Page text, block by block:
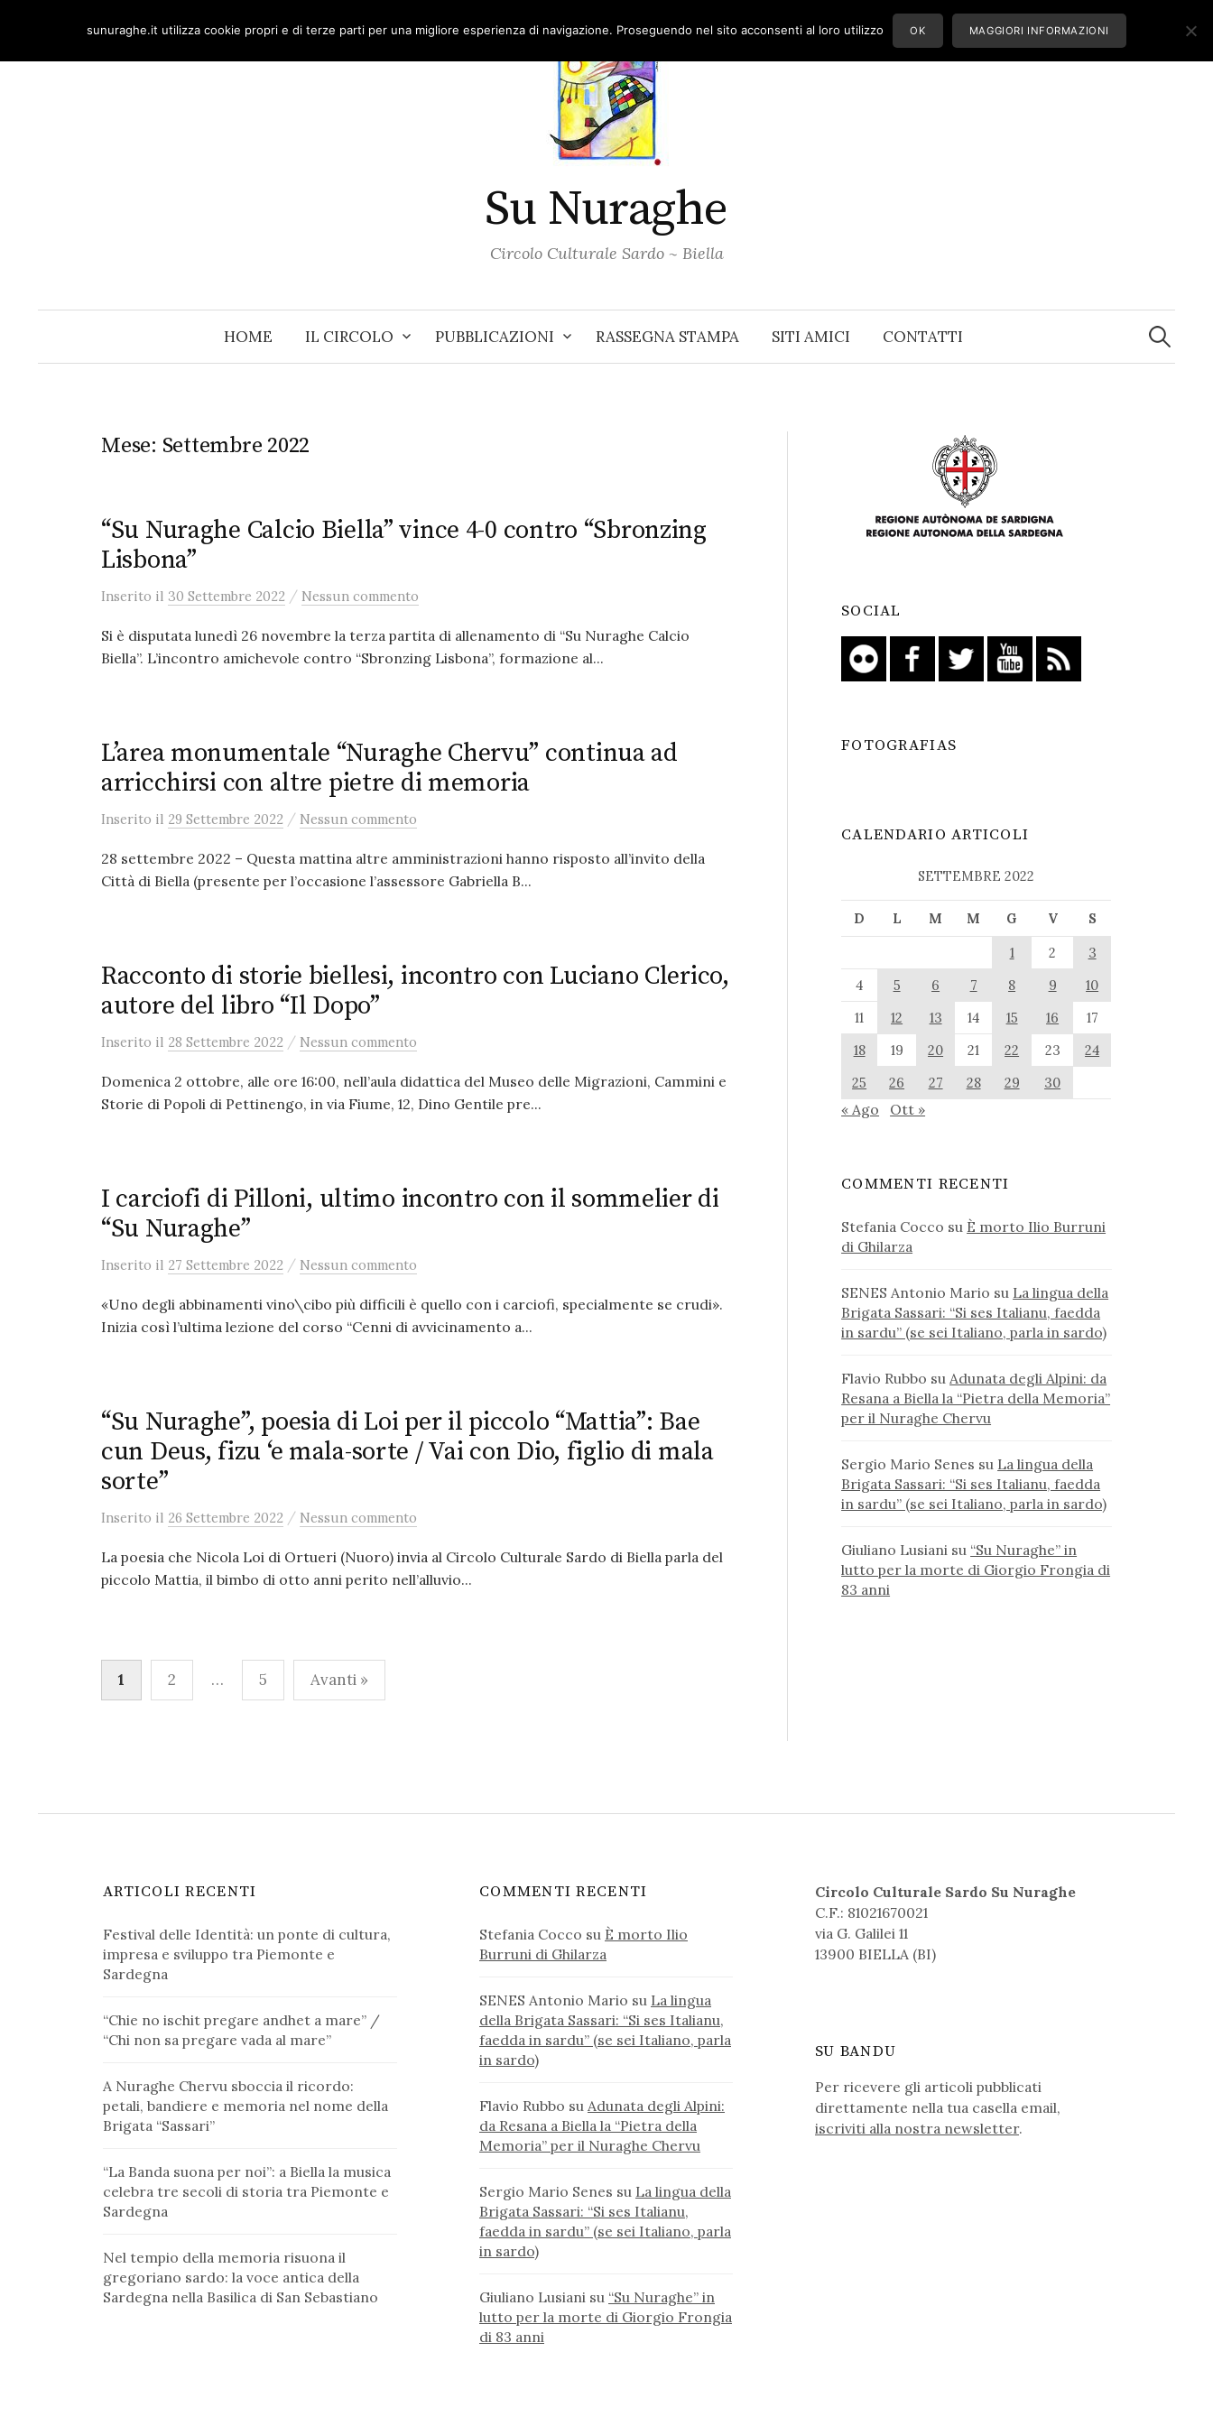
content
Su Nuraghe
Circolo Culturale Sardo ~ Biella
HOME IL CIRCOLO PUBBLICAZIONI RASSEGNA STAMPA SITI AMICI CONTATTI
Ricerca
per:
Mese: Settembre 2022
“Su Nuraghe Calcio Biella” vince 4-0 contro “Sbronzing
Lisbona”
Inserito il 30 Settembre 2022 / Nessun commento
Si è disputata lunedì 26 novembre la terza partita di allenamento di “Su Nuraghe Calcio
Biella”. L’incontro amichevole contro “Sbronzing Lisbona”, formazione al...
L’area monumentale “Nuraghe Chervu” continua ad
arricchirsi con altre pietre di memoria
Inserito il 29 Settembre 2022 / Nessun commento
28 settembre 2022 – Questa mattina altre amministrazioni hanno risposto all’invito della
Città di Biella (presente per l’occasione l’assessore Gabriella B...
Racconto di storie biellesi, incontro con Luciano Clerico,
autore del libro “Il Dopo”
Inserito il 28 Settembre 2022 / Nessun commento
Domenica 2 ottobre, alle ore 16:00, nell’aula didattica del Museo delle Migrazioni, Cammini e
Storie di Popoli di Pettinengo, in via Fiume, 12, Dino Gentile pre...
I carciofi di Pilloni, ultimo incontro con il sommelier di
“Su Nuraghe”
Inserito il 27 Settembre 2022 / Nessun commento
«Uno degli abbinamenti vino\cibo più difficili è quello con i carciofi, specialmente se crudi».
Inizia così l’ultima lezione del corso “Cenni di avvicinamento a...
“Su Nuraghe”, poesia di Loi per il piccolo “Mattia”: Bae
cun Deus, fizu ‘e mala-sorte / Vai con Dio, figlio di mala
sorte”
Inserito il 26 Settembre 2022 / Nessun commento
La poesia che Nicola Loi di Ortueri (Nuoro) invia al Circolo Culturale Sardo di Biella parla del
piccolo Mattia, il bimbo di otto anni perito nell’alluvio...
Paginazione
1 2 … 5 Avanti »
SOCIAL
FOTOGRAFIAS
CALENDARIO ARTICOLI
SETTEMBRE 2022
D L M M G V
S
1
2
3
4
5 6 7 8 9
10
11
12 13 14 15 16
17
18
19 20 21 22 23
24
25
26 27 28 29 30
« Ago Ott »
COMMENTI RECENTI
Stefania Cocco su È morto Ilio Burruni
di Ghilarza
SENES Antonio Mario su La lingua della
Brigata Sassari: “Si ses Italianu, faedda
in sardu” (se sei Italiano, parla in sardo)
Flavio Rubbo su Adunata degli Alpini: da
Resana a Biella la “Pietra della Memoria”
per il Nuraghe Chervu
Sergio Mario Senes su La lingua della
Brigata Sassari: “Si ses Italianu, faedda
in sardu” (se sei Italiano, parla in sardo)
Giuliano Lusiani su “Su Nuraghe” in
lutto per la morte di Giorgio Frongia di
83 anni
ARTICOLI RECENTI
Festival delle Identità: un ponte di cultura,
impresa e sviluppo tra Piemonte e
Sardegna
“Chie no ischit pregare andhet a mare” /
“Chi non sa pregare vada al mare”
A Nuraghe Chervu sboccia il ricordo:
petali, bandiere e memoria nel nome della
Brigata “Sassari”
“La Banda suona per noi”: a Biella la musica
celebra tre secoli di storia tra Piemonte e
Sardegna
Nel tempio della memoria risuona il
gregoriano sardo: la voce antica della
Sardegna nella Basilica di San Sebastiano
COMMENTI RECENTI
Stefania Cocco su È morto Ilio
Burruni di Ghilarza
SENES Antonio Mario su La lingua
della Brigata Sassari: “Si ses Italianu,
faedda in sardu” (se sei Italiano, parla
in sardo)
Flavio Rubbo su Adunata degli Alpini:
da Resana a Biella la “Pietra della
Memoria” per il Nuraghe Chervu
Sergio Mario Senes su La lingua della
Brigata Sassari: “Si ses Italianu,
faedda in sardu” (se sei Italiano, parla
in sardo)
Giuliano Lusiani su “Su Nuraghe” in
lutto per la morte di Giorgio Frongia
di 83 anni
Circolo Culturale Sardo Su Nuraghe
C.F.: 81021670021
via G. Galilei 11
13900 BIELLA (BI)
SU BANDU
Per ricevere gli articoli pubblicati
direttamente nella tua casella email,
iscriviti alla nostra newsletter.
sunuraghe.it utilizza cookie propri e di terze parti per una migliore esperienza di navigazione. Proseguendo nel sito acconsenti al loro utilizzo OK MAGGIORI INFORMAZIONI